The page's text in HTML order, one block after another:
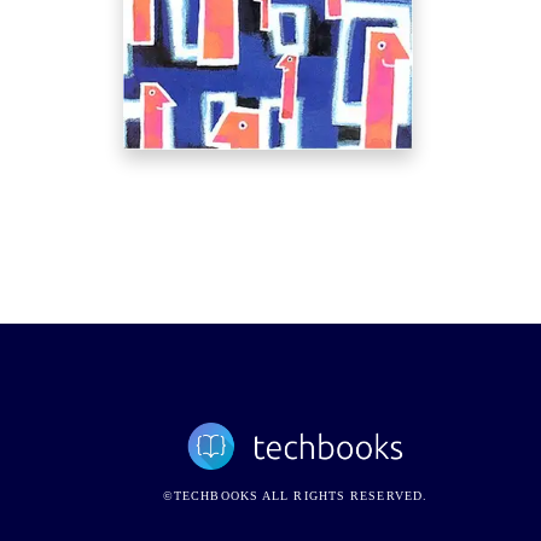
©TECHBOOKS ALL RIGHTS RESERVED.